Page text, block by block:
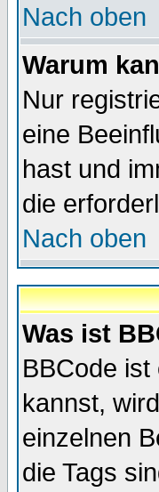
Nach oben
Warum
Nur
eine
hast und
die
Nach oben
Was ist
BBCode
kannst,
einzelnen
die Tags